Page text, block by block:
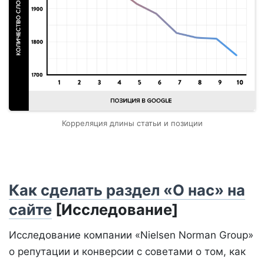
Корреляция длины статьи и позиции
Как сделать раздел «О нас» на
сайте [Исследование]
Исследование компании «Nielsen Norman Group»
о репутации и конверсии с советами о том, как